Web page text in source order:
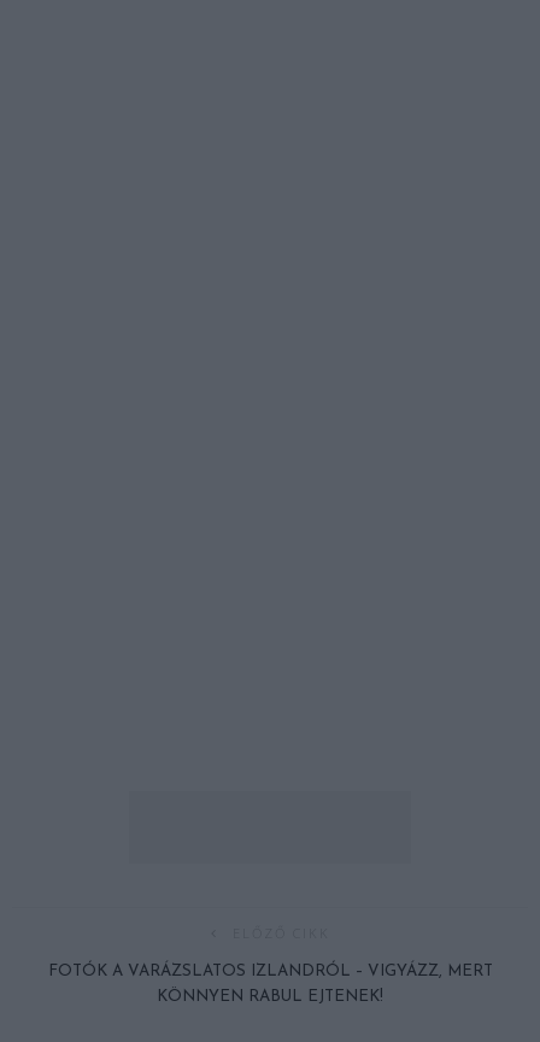
FOTÓK A VARÁZSLATOS IZLANDRÓL – VIGYÁZZ, MERT
KÖNNYEN RABUL EJTENEK!